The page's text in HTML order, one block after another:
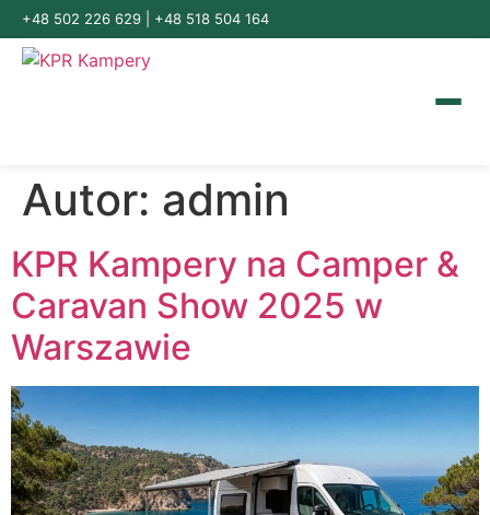
+48 502 226 629 +48 518 504 164
Autor: admin
KPR Kampery na Camper &
Caravan Show 2025 w
Warszawie